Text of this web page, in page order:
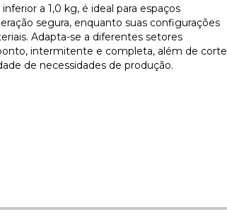
a 1,0 kg, é ideal para espaços
segura, enquanto suas configurações
Adapta-se a diferentes setores
intermitente e completa, além de corte
de necessidades de produção.